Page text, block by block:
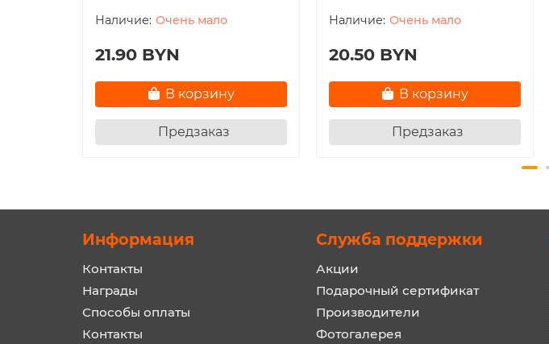
Очень мало
21.90 BYN
В корзину
Предзаказ
Очень мало
20.50 BYN
В корзину
Предзаказ
Информация
Контакты
Награды
Способы оплаты
Контакты
Служба поддержки
Акции
Подарочный сертификат
Производители
Фотогалерея